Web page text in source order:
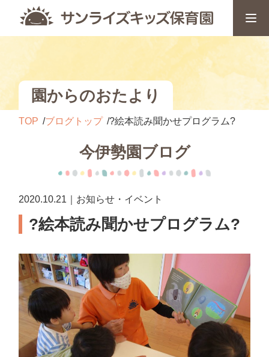
園からのおたより
TOP ブログトップ ?絵本読み聞かせプログラム?
今伊勢園ブログ
2020.10.21｜お知らせ・イベント
?絵本読み聞かせプログラム?